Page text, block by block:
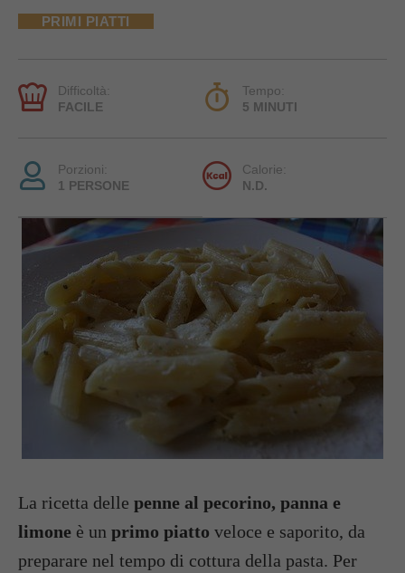
PRIMI PIATTI
Difficoltà:
FACILE
Tempo:
5 MINUTI
Porzioni:
1 PERSONE
Calorie:
N.D.
La ricetta delle penne al pecorino, panna e
limone è un primo piatto veloce e saporito, da
preparare nel tempo di cottura della pasta. Per